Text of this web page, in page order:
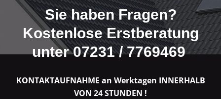
Sie haben Fragen?
Kostenlose Erstberatung
unter 07231 / 7769469
KONTAKTAUFNAHME an Werktagen INNERHALB
VON 24 STUNDEN !